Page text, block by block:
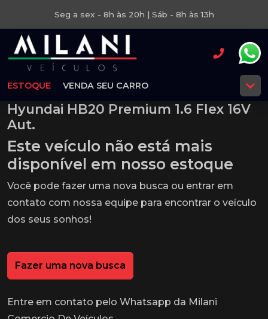
Seg a sex - 8h às 20h | Sáb - 8h às 13h
ESTOQUE VENDA SEU CARRO
Hyundai HB20 Premium 1.6 Flex 16V
Aut.
Este veículo não está mais
disponível em nosso estoque
Você pode fazer uma nova busca ou entrar em
contato com nossa equipe para encontrar o veículo
dos seus sonhos!
Fazer uma nova busca
Entre em contato pelo Whatsapp da Milani